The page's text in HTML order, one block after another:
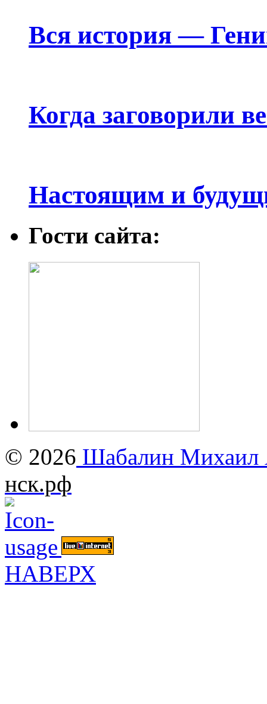
Вся история —
Когда заговорили
Настоящим и
Гости сайта:
© 2026 Шабалин Михаил
нск.рф
НАВЕРХ